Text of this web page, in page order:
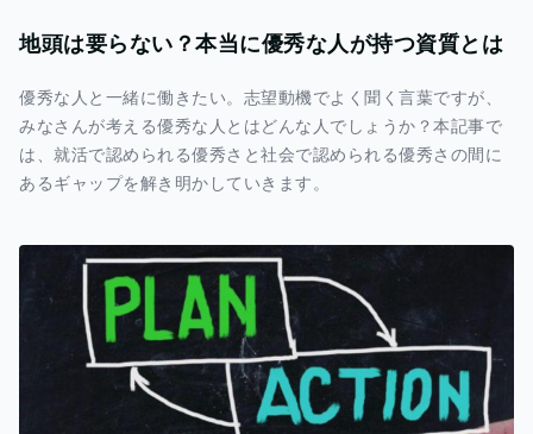
地頭は要らない？本当に優秀な人が持つ資質とは
優秀な人と一緒に働きたい。志望動機でよく聞く言葉ですが、
みなさんが考える優秀な人とはどんな人でしょうか？本記事で
は、就活で認められる優秀さと社会で認められる優秀さの間に
あるギャップを解き明かしていきます。